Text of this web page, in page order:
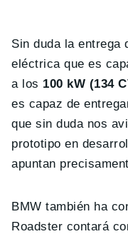
Sin duda la entrega
eléctrica que es
a los 100 kW (134
es capaz de
que sin duda nos
prototipo en
apuntan
BMW también ha
Roadster contará